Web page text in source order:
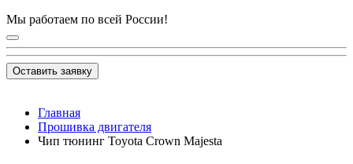
Мы работаем по всей России!
Оставить заявку
Главная
Прошивка двигателя
Чип тюнинг Toyota Crown Majesta